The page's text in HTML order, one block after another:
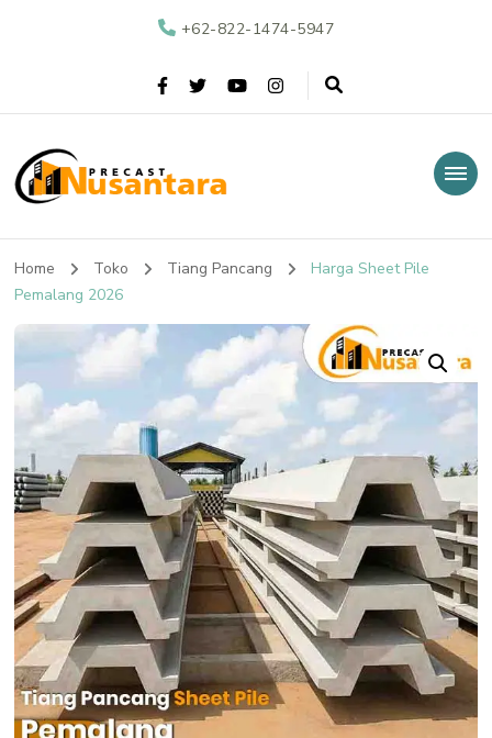
+62-822-1474-5947
Nusantara Precast
Home Toko Tiang Pancang
Harga Sheet Pile
Pemalang 2026